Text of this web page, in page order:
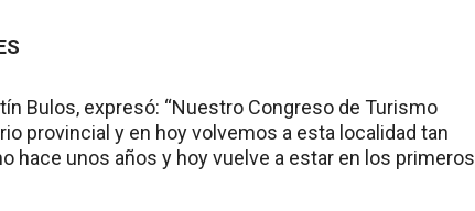
Bulos, expresó: “Nuestro Congreso de Turismo
provincial y en hoy volvemos a esta localidad tan
hace unos años y hoy vuelve a estar en los primeros